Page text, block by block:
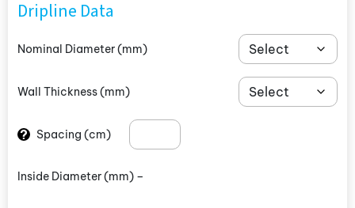
Dripline Data
Nominal Diameter(mm)
Wall Thickness(mm)
? Spacing(cm)
Inside Diameter(mm) –